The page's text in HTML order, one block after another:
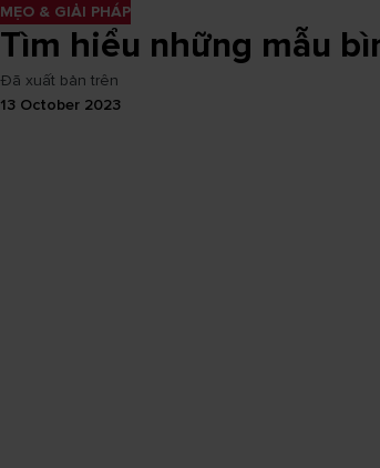
MẸO & GIẢI PHÁP
Tìm hiểu những mẫu
Đã xuất bản trên
13 October 2023